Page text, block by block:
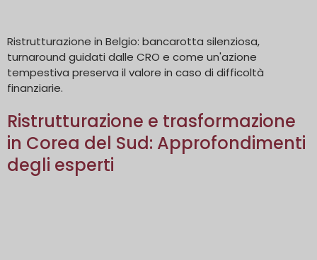
Ristrutturazione in Belgio: bancarotta silenziosa,
turnaround guidati dalle CRO e come un'azione
tempestiva preserva il valore in caso di difficoltà
finanziarie.
Ristrutturazione e trasformazione
in Corea del Sud: Approfondimenti
degli esperti